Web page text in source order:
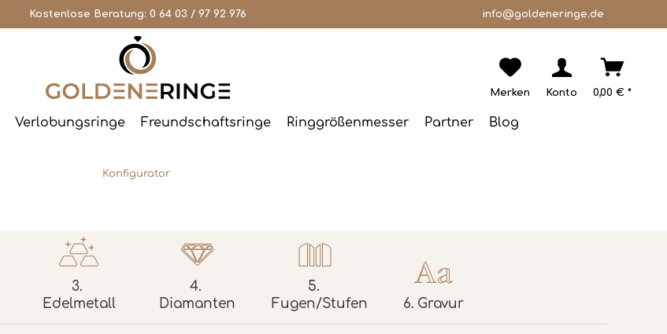
Kostenlose Beratung: 0 64 03 / 97 92 976 info@goldeneringe.de
Merken Konto 0,00 € *
Verlobungsringe Freundschaftsringe Ringgrößenmesser Partner Blog
Konfigurator
3.
Edelmetall
4.
Diamanten
5.
Fugen/Stufen
6. Gravur